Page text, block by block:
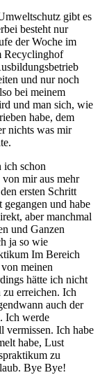
gibt es
besteht nur
der Woche im
Recyclinghof
und nur noch
bei meinem
und man sich, wie
habe, dem
nichts was mir
ich schon
von mir aus mehr
ersten Schritt
und habe
aber manchmal
und Ganzen
ja so wie
Im Bereich
meinen
hätte ich nicht
zu erreichen. Ich
auch der
Ich werde
vermissen. Ich habe
habe, Lust
zu
Bye Bye!